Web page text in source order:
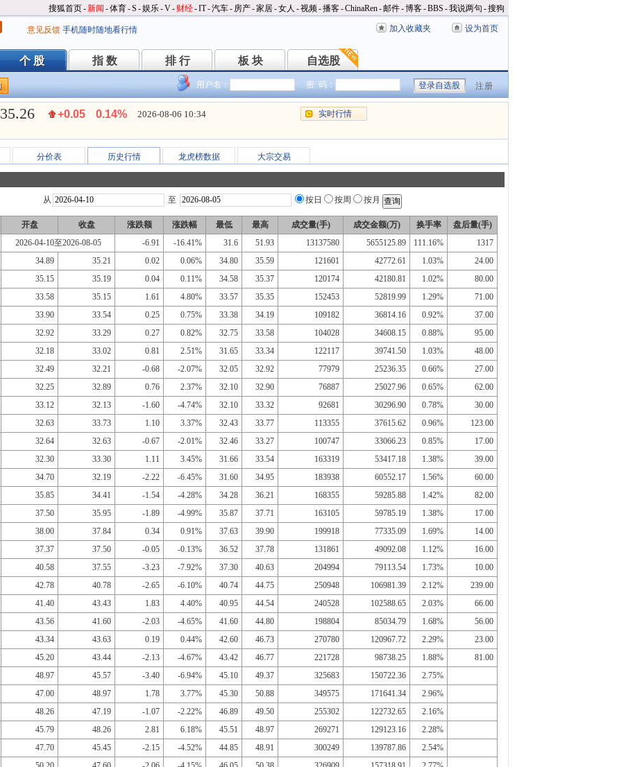
搜狐首页-新闻 -体育-S -娱乐-V- 财经-IT-汽车- 房产-家居-女人 -视频-播客-ChinaRen-邮件-博客-BBS -我说两句 -搜狗
意见反馈 手机随时随地看行情 加入收藏夹 设为首页
个 股
个 股 指 数
指 数 排 行
排 行 板 块
板 块 自选股
自选股
用户名： 密 码： 注册
35.26 +0.05 0.14% 2026-08-06 10:34 实时行情
分价表 历史行情 龙虎榜数据 大宗交易
从 至 按日 按周 按月
开盘 收盘 涨跌额 涨跌幅 最低 最高 成交量(手) 成交金额(万) 换手率
盘后量(手)
2026-04-10至2026-08-05 -6.91 -16.41% 31.6 51.93 13137580 5655125.89 111.16%
1317
34.89 35.21 0.02 0.06% 34.80 35.59 121601 42772.61 1.03%
24.00
35.15 35.19 0.04 0.11% 34.58 35.37 120174 42180.81 1.02%
80.00
33.58 35.15 1.61 4.80% 33.57 35.35 152453 52819.99 1.29%
71.00
33.90 33.54 0.25 0.75% 33.38 34.19 109182 36814.16 0.92%
37.00
32.92 33.29 0.27 0.82% 32.75 33.58 104028 34608.15 0.88%
95.00
32.18 33.02 0.81 2.51% 31.65 33.34 122117 39741.50 1.03%
48.00
32.49 32.21 -0.68 -2.07% 32.05 32.92 77979 25236.35 0.66%
27.00
32.25 32.89 0.76 2.37% 32.10 32.90 76887 25027.96 0.65%
62.00
33.12 32.13 -1.60 -4.74% 32.10 33.32 92681 30296.90 0.78%
30.00
32.63 33.73 1.10 3.37% 32.43 33.77 113355 37615.62 0.96%
123.00
32.64 32.63 -0.67 -2.01% 32.46 33.27 100747 33066.23 0.85%
17.00
32.30 33.30 1.11 3.45% 31.66 33.54 163319 53417.18 1.38%
39.00
34.70 32.19 -2.22 -6.45% 31.60 34.95 183938 60552.17 1.56%
60.00
35.85 34.41 -1.54 -4.28% 34.28 36.21 168355 59285.88 1.42%
82.00
37.50 35.95 -1.89 -4.99% 35.87 37.71 163105 59785.19 1.38%
17.00
38.00 37.84 0.34 0.91% 37.63 39.90 199918 77335.09 1.69%
14.00
37.37 37.50 -0.05 -0.13% 36.52 37.78 131861 49092.08 1.12%
16.00
40.58 37.55 -3.23 -7.92% 37.30 40.63 204994 79113.54 1.73%
10.00
42.78 40.78 -2.65 -6.10% 40.74 44.75 250948 106981.39 2.12%
239.00
41.40 43.43 1.83 4.40% 40.95 44.54 240528 102588.65 2.03%
66.00
43.56 41.60 -2.03 -4.65% 41.60 44.80 198804 85034.79 1.68%
56.00
43.34 43.63 0.19 0.44% 42.60 46.73 270780 120967.72 2.29%
23.00
45.20 43.44 -2.13 -4.67% 43.42 46.77 221728 98738.25 1.88%
81.00
48.97 45.57 -3.40 -6.94% 45.10 49.37 325683 150722.36
2.75%
47.00 48.97 1.78 3.77% 45.30 50.88 349575 171641.34
2.96%
48.26 47.19 -1.07 -2.22% 46.89 49.50 255302 122732.65
2.16%
45.79 48.26 2.81 6.18% 45.51 48.97 269271 129123.16
2.28%
47.70 45.45 -2.15 -4.52% 44.85 48.91 300249 139787.86
2.54%